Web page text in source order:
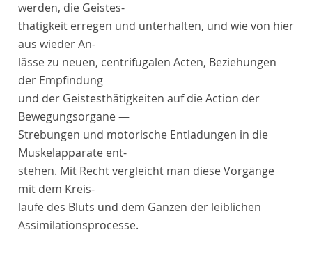
werden, die Geistes-
thätigkeit erregen und unterhalten, und wie von hier
aus wieder An-
lässe zu neuen, centrifugalen Acten, Beziehungen
der Empfindung
und der Geistesthätigkeiten auf die Action der
Bewegungsorgane —
Strebungen und motorische Entladungen in die
Muskelapparate ent-
stehen. Mit Recht vergleicht man diese Vorgänge
mit dem Kreis-
laufe des Bluts und dem Ganzen der leiblichen
Assimilationsprocesse.